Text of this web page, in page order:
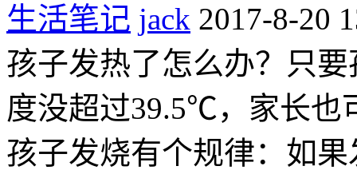
生活笔记 jack 2017-8-20
孩子发热了怎么办？只
度没超过39.5℃，家长也
孩子发烧有个规律：如